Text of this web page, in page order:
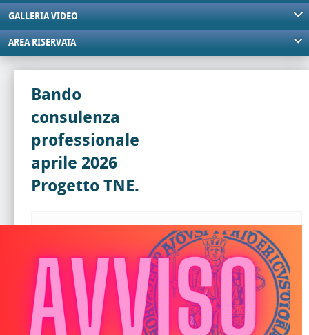
GALLERIA VIDEO
AREA RISERVATA
Bando
consulenza
professionale
aprile 2026
Progetto TNE.